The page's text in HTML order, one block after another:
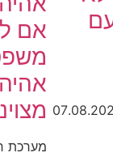
אם
מערכת